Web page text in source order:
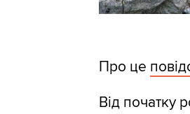
Про це
Від початку